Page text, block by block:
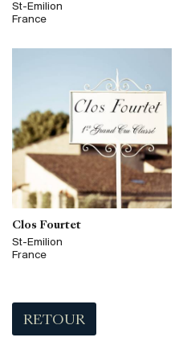
St-Emilion
France
Clos Fourtet
St-Emilion
France
RETOUR